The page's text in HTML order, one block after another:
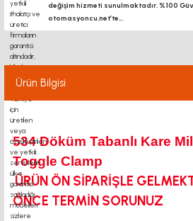
değişim hizmeti sunulmaktadır. %100
otomasyoncu.net’te...
Ürün Bilgisi
534 Döküm Tabanlı Kare
Toggle Clamp
ÜRÜN ÖN SİPARİŞLE
ÖNCE TERMİN SORUNUZ